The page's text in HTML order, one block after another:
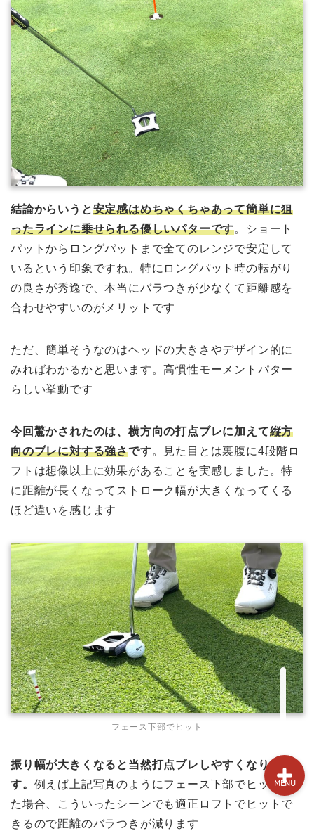
結論からいうと安定感はめちゃくちゃあって簡単に狙
ったラインに乗せられる優しいパターです。ショート
パットからロングパットまで全てのレンジで安定して
いるという印象ですね。特にロングパット時の転がり
の良さが秀逸で、本当にバラつきが少なくて距離感を
合わせやすいのがメリットです
ただ、簡単そうなのはヘッドの大きさやデザイン的に
みればわかるかと思います。高慣性モーメントパター
らしい挙動です
今回驚かされたのは、横方向の打点ブレに加えて縦方
向のブレに対する強さです。見た目とは裏腹に4段階ロ
フトは想像以上に効果があることを実感しました。特
に距離が長くなってストローク幅が大きくなってくる
ほど違いを感じます
フェース下部でヒット
振り幅が大きくなると当然打点ブレしやすくなりま
す。 例えば上記写真のようにフェース下部でヒットし
た場合、こういったシーンでも適正ロフトでヒットで
きるので距離のバラつきが減ります
MENU
クラブ選び(ランキング)
新製品情報
GPSゴルフナビ
ゴルフショップ